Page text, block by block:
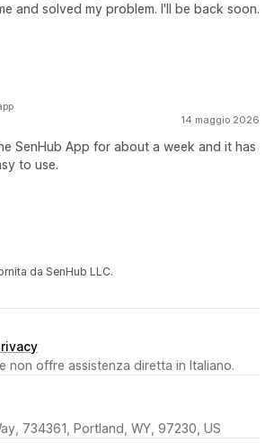
and solved my problem. I'll be back soon.
14 maggio 2026
SenHub App for about a week and it has
to use.
da SenHub LLC.
non offre assistenza diretta in Italiano.
734361, Portland, WY, 97230, US